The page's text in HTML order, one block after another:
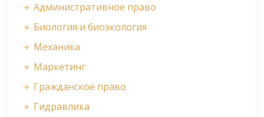
Административное право
Биология и биоэкология
Механика
Маркетинг
Гражданское право
Гидравлика